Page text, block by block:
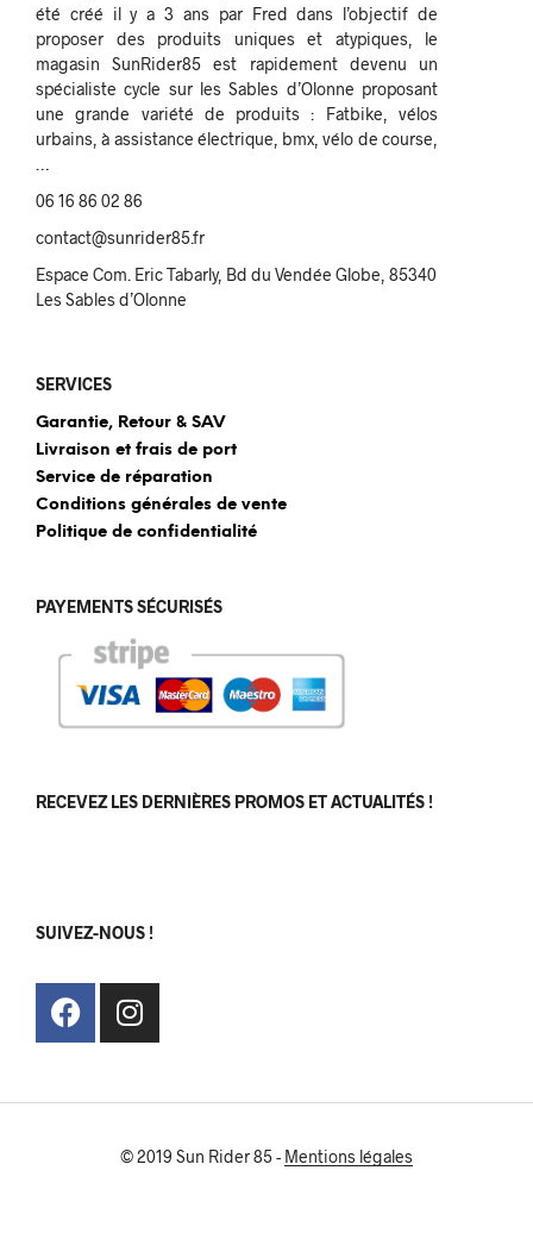
été créé il y a 3 ans par Fred dans l’objectif de
proposer des produits uniques et atypiques, le
magasin SunRider85 est rapidement devenu un
spécialiste cycle sur les Sables d’Olonne proposant
une grande variété de produits : Fatbike, vélos
urbains, à assistance électrique, bmx, vélo de course,
06 16 86 02 86
contact@sunrider85.fr
Espace Com. Eric Tabarly, Bd du Vendée Globe, 85340
Les Sables d’Olonne
SERVICES
Garantie, Retour & SAV
Livraison et frais de port
Service de réparation
Conditions générales de vente
Politique de confidentialité
PAYEMENTS SÉCURISÉS
RECEVEZ LES DERNIÈRES PROMOS ET ACTUALITÉS !
SUIVEZ-NOUS !
© 2019 Sun Rider 85 - Mentions légales